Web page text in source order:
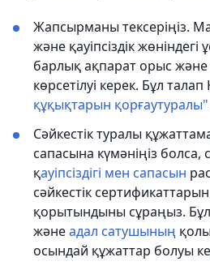
Жапсырманы тексеріңіз.
және қауіпсіздік
барлық ақпарат орыс және
көрсетілуі керек. Бұл талап
құқықтарын қорғаутуралы"
Сәйкестік туралы
сапасына күмәніңіз болса,
қауіпсіздігі мен сапасын
сәйкестік
қорытындыны сұраңыз. Бұл
жәнеадал сатушының
осындай құжаттар болуы